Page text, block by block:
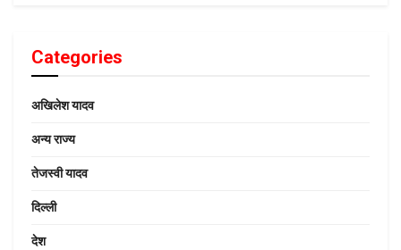
Categories
अखिलेश यादव
अन्य राज्य
तेजस्वी यादव
दिल्ली
देश